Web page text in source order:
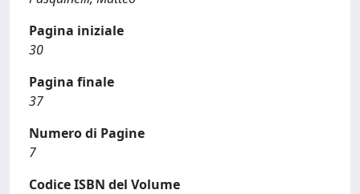
Pagina iniziale
30
Pagina finale
37
Numero di Pagine
7
Codice ISBN del Volume